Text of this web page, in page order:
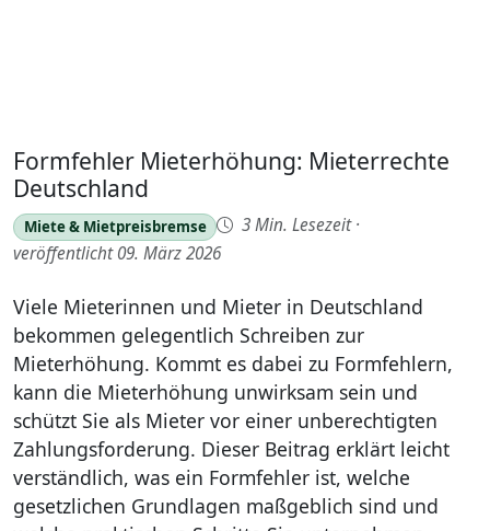
Formfehler Mieterhöhung: Mieterrechte
Deutschland
Miete & Mietpreisbremse 3 Min. Lesezeit ·
veröffentlicht 09. März 2026
Viele Mieterinnen und Mieter in Deutschland
bekommen gelegentlich Schreiben zur
Mieterhöhung. Kommt es dabei zu Formfehlern,
kann die Mieterhöhung unwirksam sein und
schützt Sie als Mieter vor einer unberechtigten
Zahlungsforderung. Dieser Beitrag erklärt leicht
verständlich, was ein Formfehler ist, welche
gesetzlichen Grundlagen maßgeblich sind und